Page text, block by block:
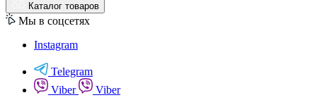
Каталог товаров
Мы в соцсетях
Instagram
Telegram
Viber
Viber